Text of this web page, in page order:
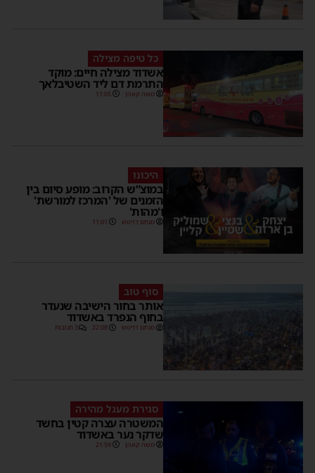
כל טיפה מצילה
אשדוד מצילה חיים: מוקד
התרמת דם ליד השטיבלאך
משה קאהן 11:05
היכונו
במוצ”ש הקרוב: מופע סיום בין
הזמנים של 'המרכז למורשת'
ו'מהות'
מנחם דויטש 11:01
סוף טוב
אותר בחור הישיבה שנעדר
בחוף הנפרד באשדוד
מנחם דויטש 22:08 3 תגובות
סגירת מעגל מהירה
המשטרה עצרה קטין בחשד
שדקר נער באשדוד
משה קאהן 21:59